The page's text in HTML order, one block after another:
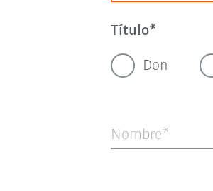
Título
Don
Nombre